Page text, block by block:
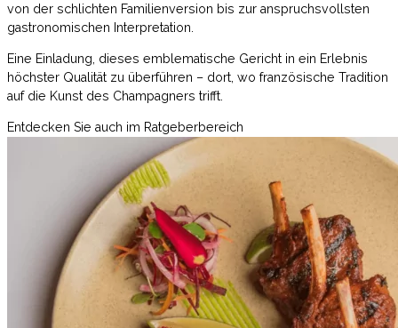
von der schlichten Familienversion bis zur anspruchsvollsten
gastronomischen Interpretation.
Eine Einladung, dieses emblematische Gericht in ein Erlebnis
höchster Qualität zu überführen – dort, wo französische Tradition
auf die Kunst des Champagners trifft.
Entdecken Sie auch im Ratgeberbereich